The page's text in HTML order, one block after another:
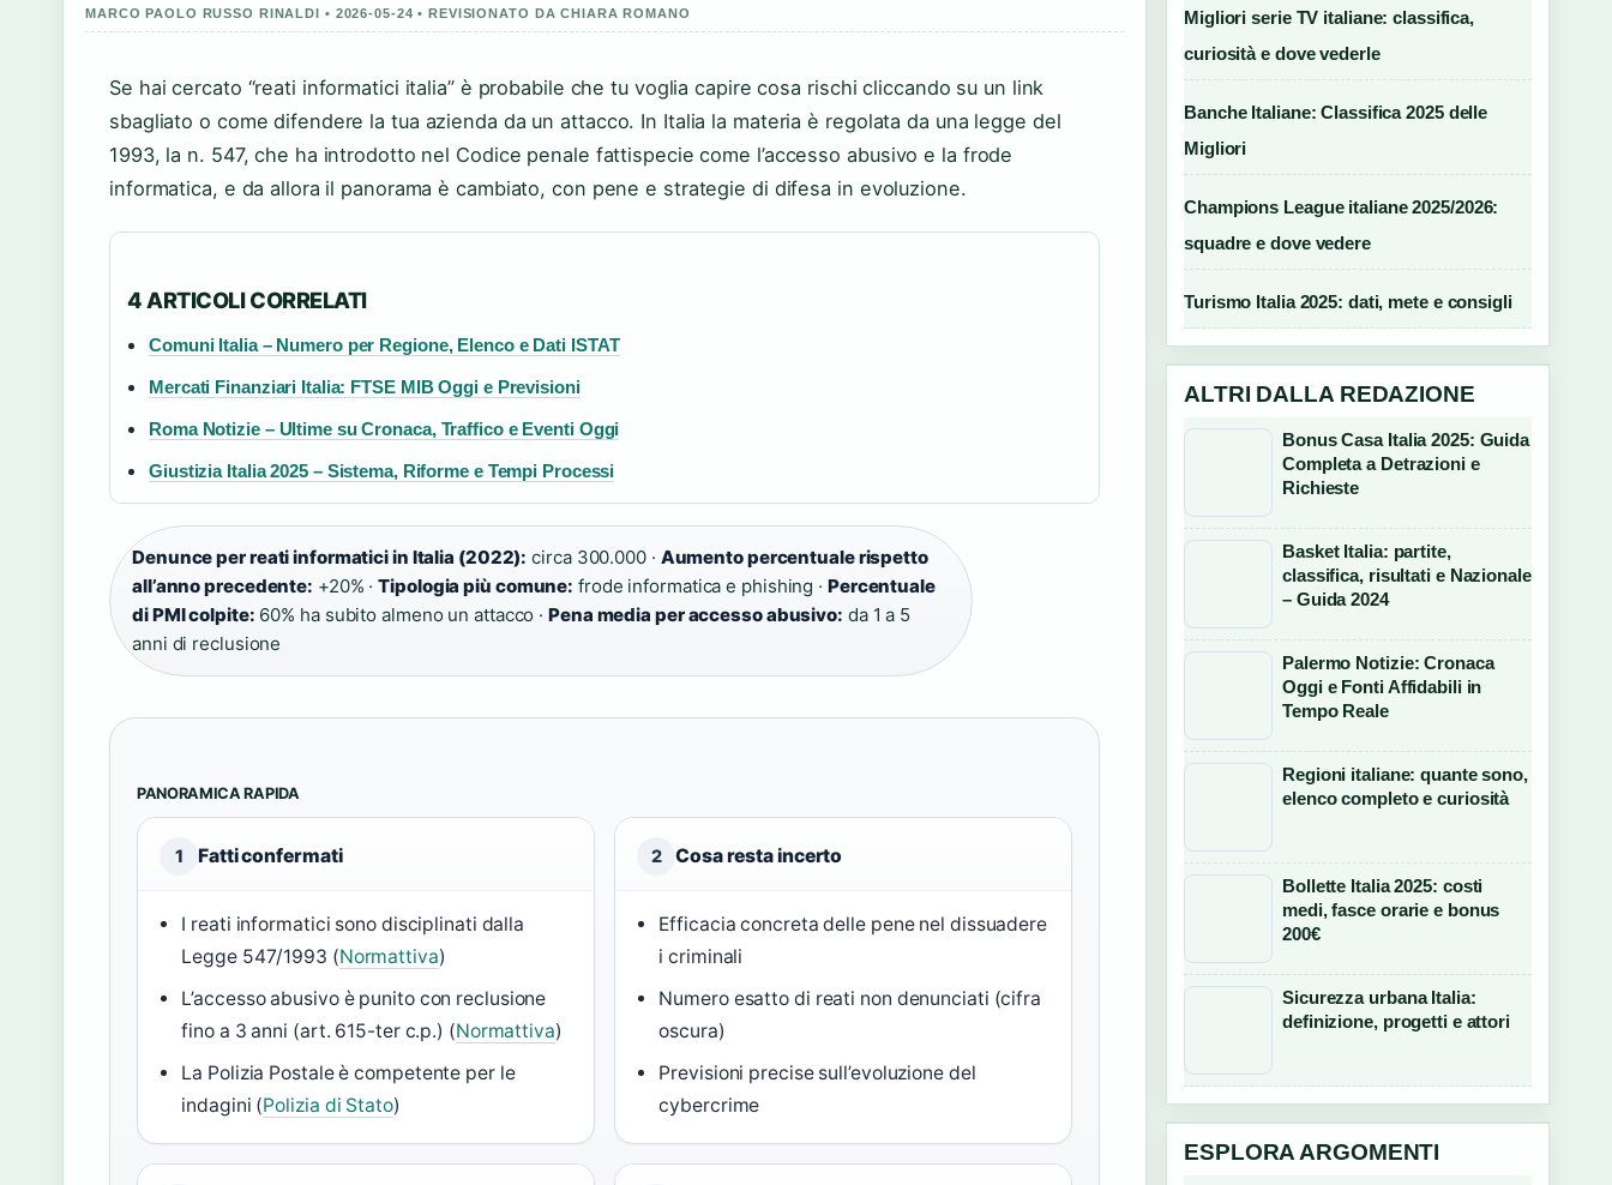
MARCO PAOLO RUSSO RINALDI • 2026-05-24 • REVISIONATO DA CHIARA ROMANO
Se hai cercato “reati informatici italia” è probabile che tu voglia capire cosa rischi cliccando su un link
sbagliato o come difendere la tua azienda da un attacco. In Italia la materia è regolata da una legge del
1993, la n. 547, che ha introdotto nel Codice penale fattispecie come l’accesso abusivo e la frode
informatica, e da allora il panorama è cambiato, con pene e strategie di difesa in evoluzione.
4 ARTICOLI CORRELATI
Comuni Italia – Numero per Regione, Elenco e Dati ISTAT
Mercati Finanziari Italia: FTSE MIB Oggi e Previsioni
Roma Notizie – Ultime su Cronaca, Traffico e Eventi Oggi
Giustizia Italia 2025 – Sistema, Riforme e Tempi Processi
Denunce per reati informatici in Italia (2022): circa 300.000 · Aumento percentuale rispetto
all’anno precedente: +20% ·Tipologia più comune: frode informatica e phishing · Percentuale
di PMI colpite: 60% ha subito almeno un attacco ·Pena media per accesso abusivo: da 1 a 5
anni di reclusione
PANORAMICA RAPIDA
1 Fatti confermati
I reati informatici sono disciplinati dalla
Legge 547/1993 (Normattiva)
L’accesso abusivo è punito con reclusione
fino a 3 anni (art. 615-ter c.p.) (Normattiva)
La Polizia Postale è competente per le
indagini (Polizia di Stato)
2 Cosa resta incerto
Efficacia concreta delle pene nel dissuadere
i criminali
Numero esatto di reati non denunciati (cifra
oscura)
Previsioni precise sull’evoluzione del
cybercrime
Migliori serie TV italiane: classifica,
curiosità e dove vederle
Banche Italiane: Classifica 2025 delle
Migliori
Champions League italiane 2025/2026:
squadre e dove vedere
Turismo Italia 2025: dati, mete e consigli
ALTRI DALLA REDAZIONE
Bonus Casa Italia 2025: Guida
Completa a Detrazioni e
Richieste
Basket Italia: partite,
classifica, risultati e Nazionale
– Guida 2024
Palermo Notizie: Cronaca
Oggi e Fonti Affidabili in
Tempo Reale
Regioni italiane: quante sono,
elenco completo e curiosità
Bollette Italia 2025: costi
medi, fasce orarie e bonus
200€
Sicurezza urbana Italia:
definizione, progetti e attori
ESPLORA ARGOMENTI